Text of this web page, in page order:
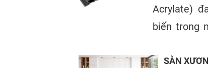
Acrylate)
biến trong
ướt của
SÀN